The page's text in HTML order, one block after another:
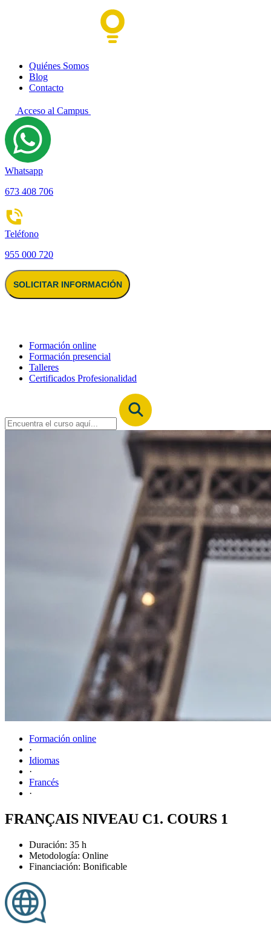
Quiénes Somos
Blog
Contacto
Acceso al Campus
Whatsapp
673 408 706
Teléfono
955 000 720
SOLICITAR INFORMACIÓN
Formación online
Formación presencial
Talleres
Certificados Profesionalidad
Formación online
·
Idiomas
·
Francés
·
FRANÇAIS NIVEAU C1. COURS 1
Duración: 35 h
Metodología: Online
Financiación: Bonificable